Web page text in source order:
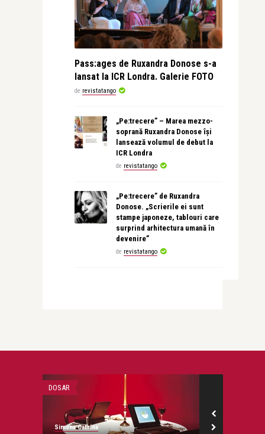
Pass:ages de Ruxandra Donose s-a
lansat la ICR Londra. Galerie FOTO
de revistatango
„Pe:trecere” – Marea mezzo-
soprană Ruxandra Donose își
lansează volumul de debut la
ICR Londra
de revistatango
„Pe:trecere” de Ruxandra
Donose. „Scrierile ei sunt
stampe japoneze, tablouri care
surprind arhitectura umană în
devenire”
de revistatango
DOSAR
Simona Catrina